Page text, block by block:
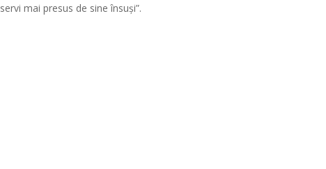
servi mai presus de sine însuși”.